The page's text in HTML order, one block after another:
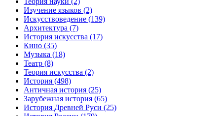
Изучение языков (2)
Искусствоведение (139)
Архитектура (7)
История искусства (17)
Кино (35)
Музыка (18)
Театр (8)
Теория искусства (2)
История (498)
Античная история (25)
Зарубежная история (65)
История Древней Руси (25)